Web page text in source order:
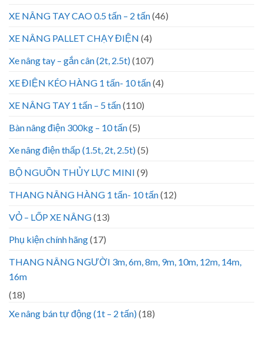
XE NÂNG TAY CAO 0.5 tấn – 2 tấn(46)
XE NÂNG PALLET CHẠY ĐIỆN (4)
Xe nâng tay – gắn cân (2t, 2.5t)(107)
XE ĐIỆN KÉO HÀNG 1 tấn- 10 tấn(4)
XE NÂNG TAY 1 tấn – 5 tấn(110)
Bàn nâng điện 300kg – 10 tấn(5)
Xe nâng điện thấp (1.5t, 2t, 2.5t)(5)
BỘ NGUỒN THỦY LỰC MINI (9)
THANG NÂNG HÀNG 1 tấn- 10 tấn(12)
VỎ – LỐP XE NÂNG(13)
Phụ kiện chính hãng(17)
THANG NÂNG NGƯỜI 3m, 6m, 8m, 9m, 10m, 12m, 14m,
16m
(18)
Xe nâng bán tự động (1t – 2 tấn)(18)